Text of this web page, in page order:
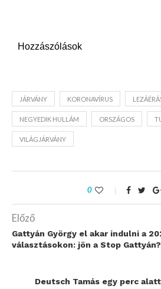
Hozzászólások
JÁRVÁNY KORONAVÍRUS
NEGYEDIK HULLÁM ORSZÁGOS
VILÁGJÁRVÁNY
0
Előző
Gattyán György el akar indulni a
választásokon: jön a Stop Gattyán?
Deutsch Tamás egy perc